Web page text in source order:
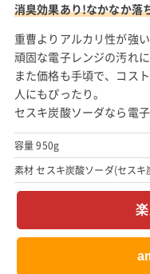
消臭効果あり!なかなか落
重曹よりアルカリ性が強
頑固な電子レンジの汚れ
また価格も手頃で、コス
人にもぴったり。
セスキ炭酸ソーダなら電
容量 950g
素材 セスキ炭酸ソーダ(セスキ